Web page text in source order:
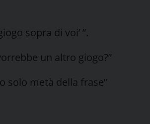
sopra di voi’ ”.
un altro giogo?”
solo metà della frase”